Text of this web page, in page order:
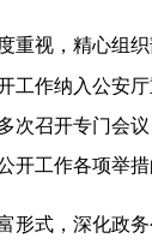
度重视，精心组
工作纳入公安
次召开专门会
开工作各项举措
富形式，深化政